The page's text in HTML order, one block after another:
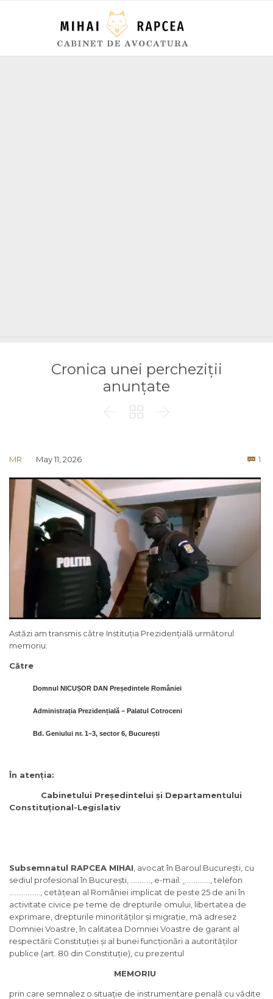
Cronica unei percheziții
anunțate
  
MR May 11, 2026  1
Astăzi am transmis către Instituția Prezidențială următorul
memoriu:
Către
Domnul NICUȘOR DAN Președintele României
Administrația Prezidențială – Palatul Cotroceni
Bd. Geniului nr. 1–3, sector 6, București
În atenția:
Cabinetului Președintelui și Departamentului
Constituțional-Legislativ
Subsemnatul RAPCEA MIHAI , avocat în Baroul București, cu
sediul profesional în București, ……….., e-mail:
………….., telefon
…………….., cetățean al României implicat de peste 25 de ani în
activitate civice pe teme de drepturile omului, libertatea de
exprimare, drepturile minorităților și migrație, mă adresez
Domniei Voastre, în calitatea Domniei Voastre de garant al
respectării Constituției și al bunei funcționări a autorităților
publice (art. 80 din Constituție), cu prezentul
MEMORIU
prin care semnalez o situație de instrumentare penală cu vădite